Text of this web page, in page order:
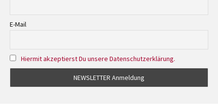
E-Mail
Hiermit akzeptierst Du unsere Datenschutzerklärung.